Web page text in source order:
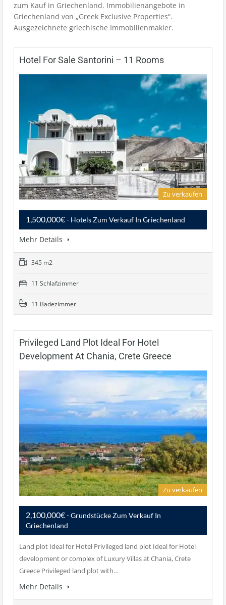
zum Kauf in Griechenland. Immobilienangebote in
Griechenland von „Greek Exclusive Properties“.
Ausgezeichnete griechische Immobilienmakler.
Hotel For Sale Santorini – 11 Rooms
Zu verkaufen
1,500,000€- Hotels Zum Verkauf In Griechenland
Mehr Details
345 m2
11 Schlafzimmer
11 Badezimmer
Privileged Land Plot Ideal For Hotel
Development At Chania, Crete Greece
Zu verkaufen
2,100,000€- Grundstücke Zum Verkauf In
Griechenland
Land plot Ideal for Hotel Privileged land plot Ideal for Hotel
development or complex of Luxury Villas at Chania, Crete
Greece Privileged land plot with…
Mehr Details